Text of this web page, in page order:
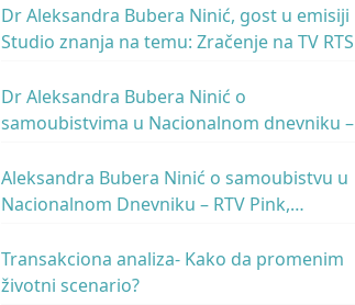
Radio Beograd 2
Dr Aleksandra Bubera Ninić, gost u emisiji
Studio znanja na temu: Zračenje na TV RTS
Dr Aleksandra Bubera Ninić o
samoubistvima u Nacionalnom dnevniku –
Aleksandra Bubera Ninić o samoubistvu u
Nacionalnom Dnevniku – RTV Pink,
Transakciona analiza- Kako da promenim
životni scenario?